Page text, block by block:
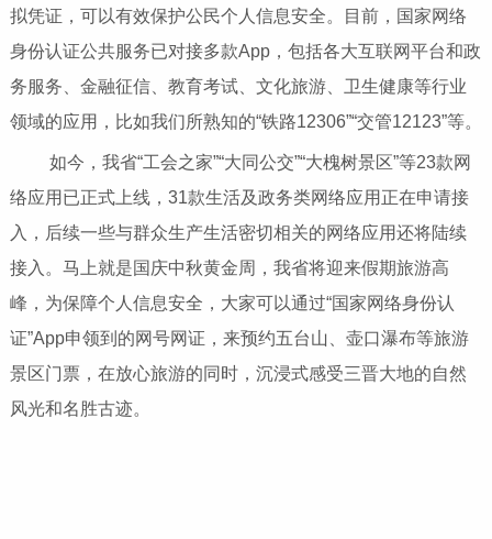
拟凭证，可以有效保护公民个人信息安全。目前，国家网络
身份认证公共服务已对接多款App，包括各大互联网平台和政
务服务、金融征信、教育考试、文化旅游、卫生健康等行业
领域的应用，比如我们所熟知的“铁路12306”“交管12123”等。
如今，我省“工会之家”“大同公交”“大槐树景区”等23款网
络应用已正式上线，31款生活及政务类网络应用正在申请接
入，后续一些与群众生产生活密切相关的网络应用还将陆续
接入。马上就是国庆中秋黄金周，我省将迎来假期旅游高
峰，为保障个人信息安全，大家可以通过“国家网络身份认
证”App申领到的网号网证，来预约五台山、壶口瀑布等旅游
景区门票，在放心旅游的同时，沉浸式感受三晋大地的自然
风光和名胜古迹。